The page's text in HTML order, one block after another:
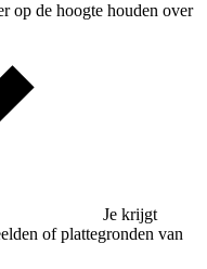
op de hoogte houden over
Je krijgt
of plattegronden van